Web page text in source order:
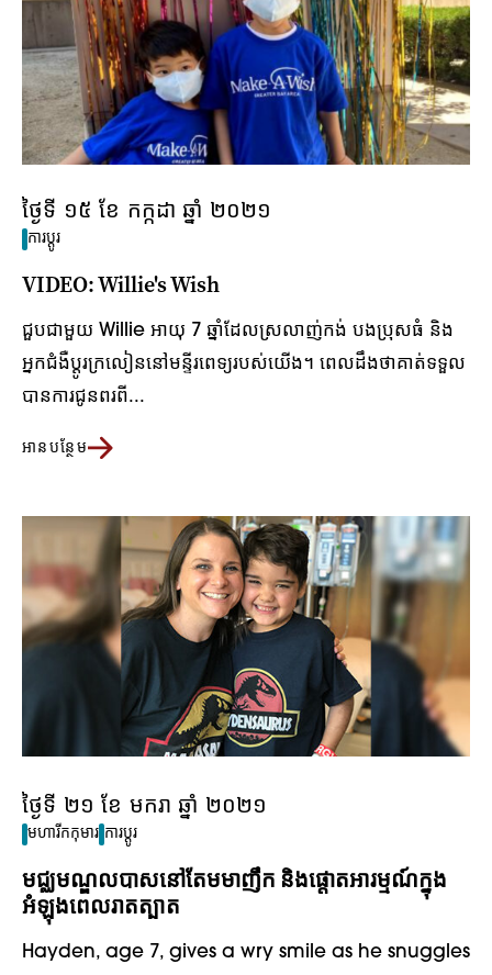
ថ្ងៃទី ១៥ ខែ កក្កដា ឆ្នាំ ២០២១
ការប្តូរ
VIDEO: Willie's Wish
ជួបជាមួយ Willie អាយុ 7 ឆ្នាំដែលស្រលាញ់កង់ បងប្រុសធំ និង
អ្នកជំងឺប្តូរក្រលៀននៅមន្ទីរពេទ្យរបស់យើង។ ពេល​ដឹង​ថា​គាត់​ទទួល​
បាន​ការ​ជូនពរ​ពី...
អានបន្ថែម
ថ្ងៃទី ២១ ខែ មករា ឆ្នាំ ២០២១
មហារីកកុមារ ការប្តូរ
មជ្ឈមណ្ឌលបាសនៅតែមមាញឹក និងផ្តោតអារម្មណ៍ក្នុង
អំឡុងពេលរាតត្បាត
Hayden, age 7, gives a wry smile as he snuggles